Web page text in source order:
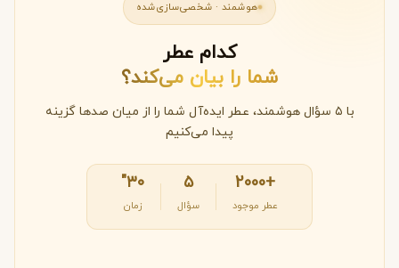
هوشمند · شخصی‌سازی‌شده
کدام عطر
شما را بیان می‌کند؟
با ۵ سؤال هوشمند، عطر ایده‌آل شما را از میان صدها گزینه
پیدا می‌کنیم
+2000
عطر موجود
۵
سؤال
۳۰"
زمان